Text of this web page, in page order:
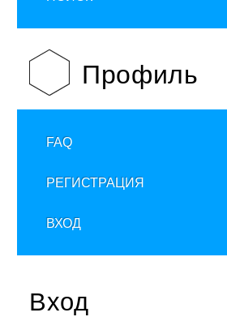
Профиль
FAQ
РЕГИСТРАЦИЯ
ВХОД
Вход